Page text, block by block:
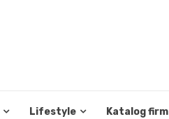
Lifestyle Katalog firm